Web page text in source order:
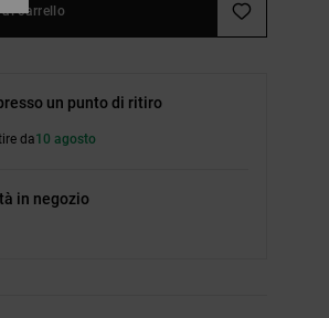
carrello
un punto di ritiro
da10 agosto
in negozio